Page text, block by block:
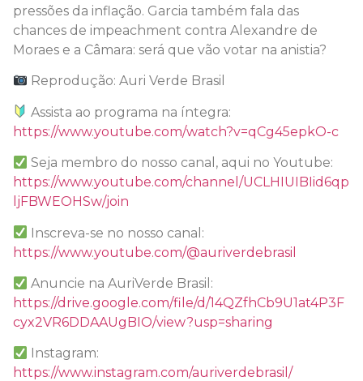
pressões da inflação. Garcia também fala das
chances de impeachment contra Alexandre de
Moraes e a Câmara: será que vão votar na anistia?
Reprodução: Auri Verde Brasil
Assista ao programa na íntegra:
https://www.youtube.com/watch?v=qCg45epkO-c
Seja membro do nosso canal, aqui no Youtube:
https://www.youtube.com/channel/UCLHIUIBIid6qp
ljFBWEOHSw/join
Inscreva-se no nosso canal:
https://www.youtube.com/@auriverdebrasil
Anuncie na AuriVerde Brasil:
https://drive.google.com/file/d/14QZfhCb9U1at4P3F
cyx2VR6DDAAUgBIO/view?usp=sharing
Instagram:
https://www.instagram.com/auriverdebrasil/